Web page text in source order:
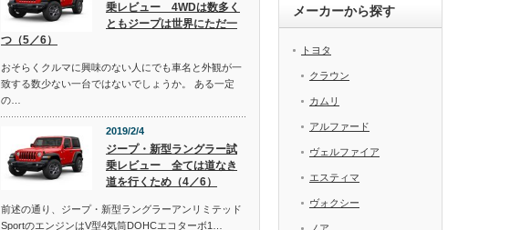
乗レビュー 4WDは数多く
ともジープは世界にただ一
つ（5／6）
おそらくクルマに興味のない人にでも車名と外観が一
致する数少ない一台ではないでしょうか。 ある一定
の…
2019/2/4
ジープ・新型ラングラー試
乗レビュー 全ては道なき
道を行くため（4／6）
前述の通り、ジープ・新型ラングラーアンリミテッド
SportのエンジンはV型4気筒DOHCエコターボ1…
メーカーから探す
トヨタ
クラウン
カムリ
アルファード
ヴェルファイア
エスティマ
ヴォクシー